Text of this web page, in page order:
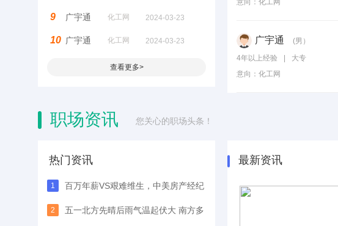
9 广宇通 化工网 2024-03-23
10 广宇通 化工网 2024-03-23
查看更多>
意向： 化工网
广宇通 (男）
4年以上经验
大专
意向： 化工网
职场资讯 您关心的职场头条！
热门资讯
1 百万年薪VS艰难维生，中美房产经纪
行业差异有多大？
2 五一北方先晴后雨气温起伏大 南方多
最新资讯